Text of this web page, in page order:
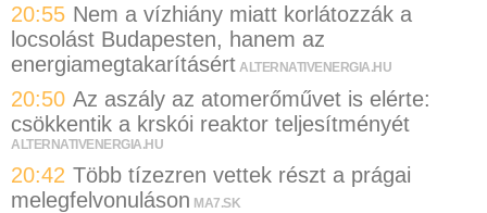
20:55 Nem a vízhiány miatt korlátozzák a
locsolást Budapesten, hanem az
energiamegtakarításért ALTERNATIVENERGIA.HU
20:50 Az aszály az atomerőművet is elérte:
csökkentik a krskói reaktor teljesítményét
ALTERNATIVENERGIA.HU
20:42 Több tízezren vettek részt a prágai
melegfelvonuláson MA7.SK